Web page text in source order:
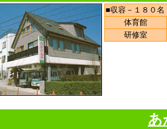
■収容－１８０
体育館
研修室
あ